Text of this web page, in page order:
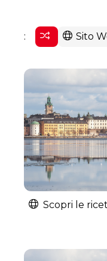
: Sito
Scopri le